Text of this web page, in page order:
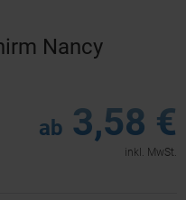
Nancy
ab 3,58 €
inkl. MwSt.